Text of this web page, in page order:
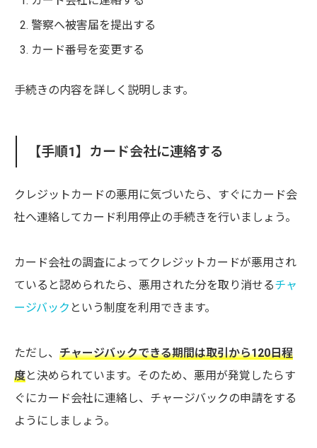
警察へ被害届を提出する
カード番号を変更する
手続きの内容を詳しく説明します。
【手順1】カード会社に連絡する
クレジットカードの悪用に気づいたら、すぐにカード会
社へ連絡してカード利用停止の手続きを行いましょう。
カード会社の調査によってクレジットカードが悪用され
ていると認められたら、悪用された分を取り消せるチャ
ージバック という制度を利用できます。
ただし、 チャージバックできる期間は取引から120日程
度と決められています。そのため、悪用が発覚したらす
ぐにカード会社に連絡し、チャージバックの申請をする
ようにしましょう。